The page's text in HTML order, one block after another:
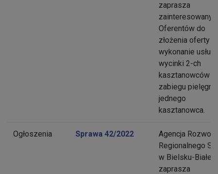
zaprasza
Oferentów do
złożenia oferty
wykonanie usługi
wycinki 2-ch
kasztanowców
zabiegu
jednego
kasztanowca.
Ogłoszenia Sprawa 42/2022
Agencja Rozwoju
Regionalnego
w Bielsku-Białej
zaprasza